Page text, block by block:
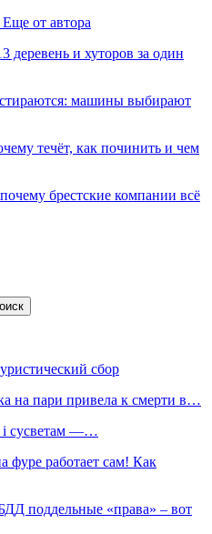
Еще от автора
деревень и хуторов за один
машины выбирают
течёт, как починить и чем
брестские компании всё
сбор
на пари привела к смерти в…
і сусветам —…
фуре работает сам! Как
поддельные «права» – вот